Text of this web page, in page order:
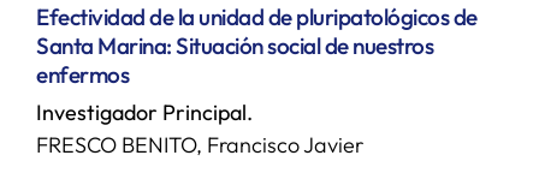
GRUPOS DE INVESTIGACIÓN
PROYECTOS/COLABORACIONES
Efectividad de la unidad de pluripatológicos de
Santa Marina: Situación social de nuestros
enfermos
Investigador Principal.
FRESCO BENITO, Francisco Javier